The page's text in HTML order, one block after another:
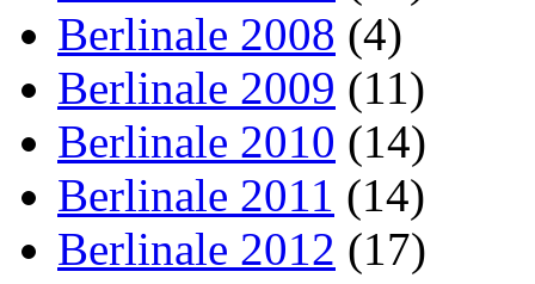
Berlinale 2008 (4)
Berlinale 2009 (11)
Berlinale 2010 (14)
Berlinale 2011 (14)
Berlinale 2012 (17)